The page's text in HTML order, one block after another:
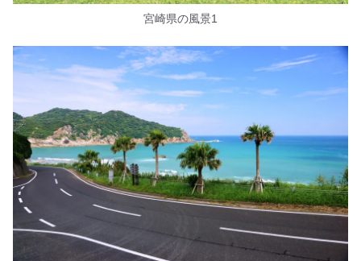
宮崎県の風景1